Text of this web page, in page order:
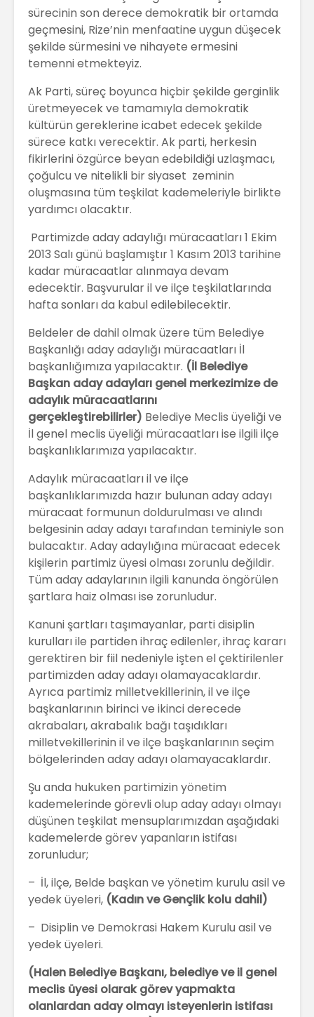
sürecinin son derece demokratik bir ortamda
geçmesini, Rize’nin menfaatine uygun düşecek
şekilde sürmesini ve nihayete ermesini
temenni etmekteyiz.
Ak Parti, süreç boyunca hiçbir şekilde gerginlik
üretmeyecek ve tamamıyla demokratik
kültürün gereklerine icabet edecek şekilde
sürece katkı verecektir. Ak parti, herkesin
fikirlerini özgürce beyan edebildiği uzlaşmacı,
çoğulcu ve nitelikli bir siyaset zeminin
oluşmasına tüm teşkilat kademeleriyle birlikte
yardımcı olacaktır.
Partimizde aday adaylığı müracaatları 1 Ekim
2013 Salı günü başlamıştır 1 Kasım 2013 tarihine
kadar müracaatlar alınmaya devam
edecektir. Başvurular il ve ilçe teşkilatlarında
hafta sonları da kabul edilebilecektir.
Beldeler de dahil olmak üzere tüm Belediye
Başkanlığı aday adaylığı müracaatları İl
başkanlığımıza yapılacaktır. (İl Belediye
Başkan aday adayları genel merkezimize de
adaylık müracaatlarını
gerçekleştirebilirler) Belediye Meclis üyeliği ve
İl genel meclis üyeliği müracaatları ise ilgili ilçe
başkanlıklarımıza yapılacaktır.
Adaylık müracaatları il ve ilçe
başkanlıklarımızda hazır bulunan aday adayı
müracaat formunun doldurulması ve alındı
belgesinin aday adayı tarafından teminiyle son
bulacaktır. Aday adaylığına müracaat edecek
kişilerin partimiz üyesi olması zorunlu değildir.
Tüm aday adaylarının ilgili kanunda öngörülen
şartlara haiz olması ise zorunludur.
Kanuni şartları taşımayanlar, parti disiplin
kurulları ile partiden ihraç edilenler, ihraç kararı
gerektiren bir fiil nedeniyle işten el çektirilenler
partimizden aday adayı olamayacaklardır.
Ayrıca partimiz milletvekillerinin, il ve ilçe
başkanlarının birinci ve ikinci derecede
akrabaları, akrabalık bağı taşıdıkları
milletvekillerinin il ve ilçe başkanlarının seçim
bölgelerinden aday adayı olamayacaklardır.
Şu anda hukuken partimizin yönetim
kademelerinde görevli olup aday adayı olmayı
düşünen teşkilat mensuplarımızdan aşağıdaki
kademelerde görev yapanların istifası
zorunludur;
– İl, ilçe, Belde başkan ve yönetim kurulu asil ve
yedek üyeleri, (Kadın ve Gençlik kolu dahil)
– Disiplin ve Demokrasi Hakem Kurulu asil ve
yedek üyeleri.
(Halen Belediye Başkanı, belediye ve il genel
meclis üyesi olarak görev yapmakta
olanlardan aday olmayı isteyenlerin istifası